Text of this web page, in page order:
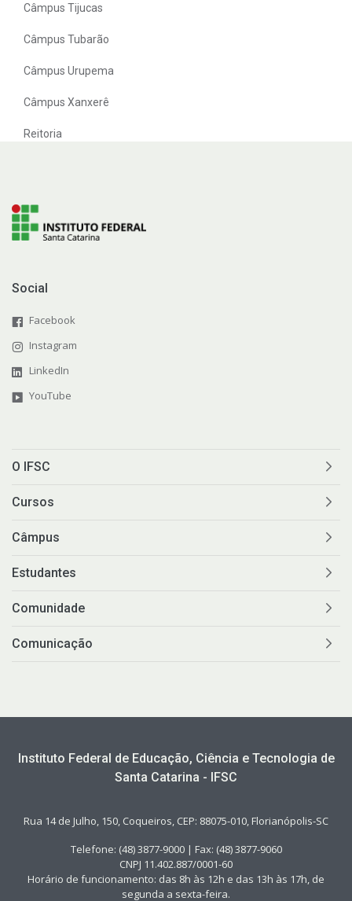
Câmpus Tijucas
Câmpus Tubarão
Câmpus Urupema
Câmpus Xanxerê
Reitoria
Social
Facebook
Instagram
LinkedIn
YouTube
O IFSC
Cursos
Câmpus
Estudantes
Comunidade
Comunicação
Instituto Federal de Educação, Ciência e Tecnologia de
Santa Catarina - IFSC
Rua 14 de Julho, 150, Coqueiros, CEP: 88075-010, Florianópolis-SC
Telefone: (48) 3877-9000 | Fax: (48) 3877-9060
CNPJ 11.402.887/0001-60
Horário de funcionamento: das 8h às 12h e das 13h às 17h, de
segunda a sexta-feira.